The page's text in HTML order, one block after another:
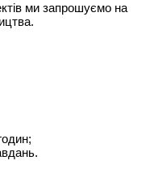
ми запрошуємо на